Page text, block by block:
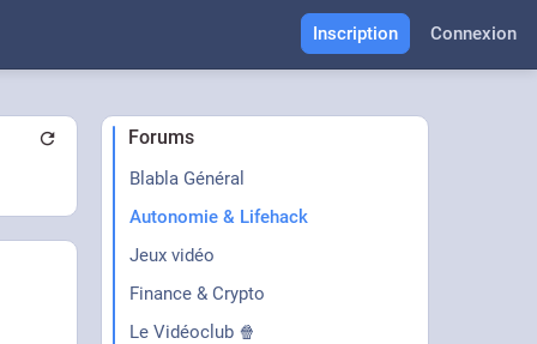
Inscription Connexion
Forums
Blabla Général
Autonomie & Lifehack
Jeux vidéo
Finance & Crypto
Le Vidéoclub 🍿